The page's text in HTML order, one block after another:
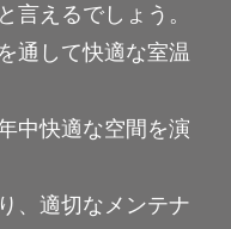
言えるでしょう。
通して快適な室温
中快適な空間を演
、適切なメンテナ